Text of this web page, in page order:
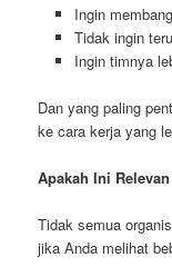
Ingin
Tidak ingin
Ingin timnya
Dan yang paling
ke cara kerja yang
Apakah Ini
Tidak semua
jika Anda melihat